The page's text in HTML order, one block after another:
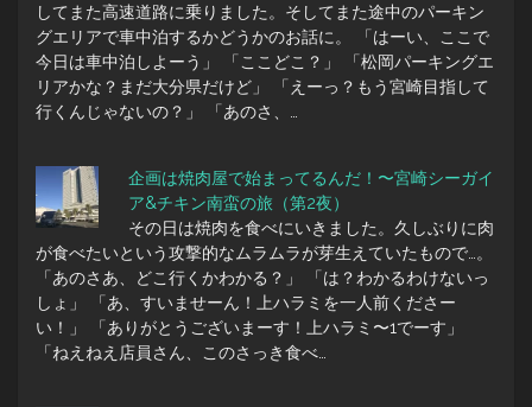
してまた高速道路に乗りました。そしてまた途中のパーキン
グエリアで車中泊するかどうかのお話に。 「はーい、ここで
今日は車中泊しよーう」 「ここどこ？」 「松岡パーキングエ
リアかな？まだ大分県だけど」 「えーっ？もう宮崎目指して
行くんじゃないの？」 「あのさ、…
企画は焼肉屋で始まってるんだ！〜宮崎シーガイ
ア&チキン南蛮の旅（第2夜）
その日は焼肉を食べにいきました。久しぶりに肉
が食べたいという攻撃的なムラムラが芽生えていたもので…。
「あのさあ、どこ行くかわかる？」 「は？わかるわけないっ
しょ」 「あ、すいませーん！上ハラミを一人前くださー
い！」 「ありがとうございまーす！上ハラミ〜1でーす」
「ねえねえ店員さん、このさっき食べ…